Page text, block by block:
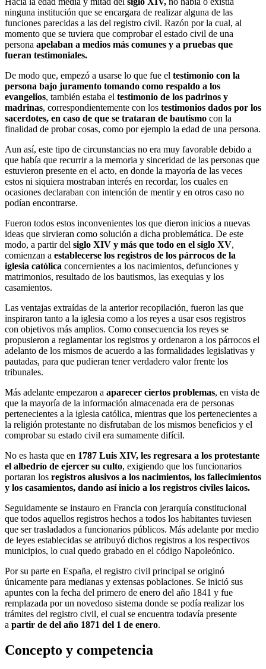
ninguna institución que se encargara de realizar alguna de las
funciones parecidas a las del registro civil. Razón por la cual, al
momento que se tuviera que comprobar el estado civil de una
persona apelaban a medios más comunes y a pruebas que
fueran testimoniales.
De modo que, empezó a usarse lo que fue el testimonio con la
persona bajo juramento tomando como respaldo a los
evangelios, también estaba el testimonio de los padrinos y
madrinas, correspondientemente con los testimonios dados por los
sacerdotes, en caso de que se trataran de bautismo con la
finalidad de probar cosas, como por ejemplo la edad de una persona.
Aun así, este tipo de circunstancias no era muy favorable debido a
que había que recurrir a la memoria y sinceridad de las personas que
estuvieron presente en el acto, en donde la mayoría de las veces
estos ni siquiera mostraban interés en recordar, los cuales en
ocasiones declaraban con intención de mentir y en otros caso no
podían encontrarse.
Fueron todos estos inconvenientes los que dieron inicios a nuevas
ideas que sirvieran como solución a dicha problemática. De este
modo, a partir del siglo XIV y más que todo en el siglo XV,
comienzan a establecerse los registros de los párrocos de la
iglesia católica concernientes a los nacimientos, defunciones y
matrimonios, resultado de los bautismos, las exequias y los
casamientos.
Las ventajas extraídas de la anterior recopilación, fueron las que
inspiraron tanto a la iglesia como a los reyes a usar esos registros
con objetivos más amplios. Como consecuencia los reyes se
propusieron a reglamentar los registros y ordenaron a los párrocos el
adelanto de los mismos de acuerdo a las formalidades legislativas y
pautadas, para que pudieran tener verdadero valor frente los
tribunales.
Más adelante empezaron a aparecer ciertos problemas, en vista de
que la mayoría de la información almacenada era de personas
pertenecientes a la iglesia católica, mientras que los pertenecientes a
la religión protestante no disfrutaban de los mismos beneficios y el
comprobar su estado civil era sumamente difícil.
No es hasta que en 1787 Luis XIV, les regresara a los protestante
el albedrío de ejercer su culto, exigiendo que los funcionarios
portaran los registros alusivos a los nacimientos, los fallecimientos
y los casamientos, dando así inicio a los registros civiles laicos.
Seguidamente se instauro en Francia con jerarquía constitucional
que todos aquellos registros hechos a todos los habitantes tuviesen
que ser trasladados a funcionarios públicos. Más adelante por medio
de leyes establecidas se atribuyó dichos registros a los respectivos
municipios, lo cual quedo grabado en el código Napoleónico.
Por su parte en España, el registro civil principal se originó
únicamente para medianas y extensas poblaciones. Se inició sus
apuntes con la fecha del primero de enero del año 1841 y fue
remplazada por un novedoso sistema donde se podía realizar los
trámites del registro civil, el cual se encuentra todavía presente
a partir de del año 1871 del 1 de enero.
Concepto y competencia